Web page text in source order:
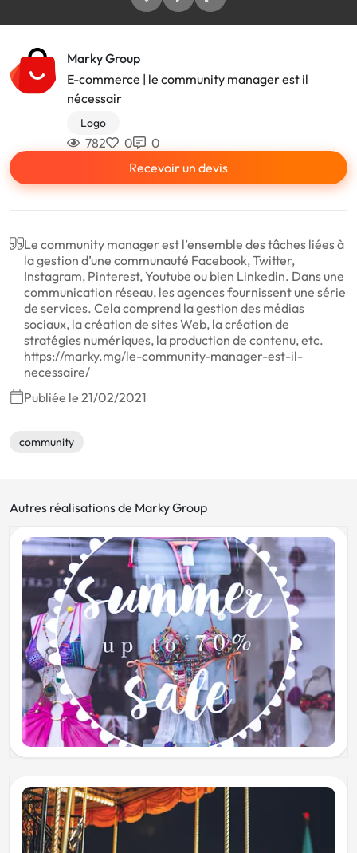
Marky Group
E-commerce | le community manager est il
nécessair
Logo
782 0
0
Recevoir un devis
Le community manager est l’ensemble des tâches liées à
la gestion d’une communauté Facebook, Twitter,
Instagram, Pinterest, Youtube ou bien Linkedin. Dans une
communication réseau, les agences fournissent une série
de services. Cela comprend la gestion des médias
sociaux, la création de sites Web, la création de
stratégies numériques, la production de contenu, etc.
https://marky.mg/le-community-manager-est-il-
necessaire/
Publiée le 21/02/2021
community
Autres réalisations de Marky Group